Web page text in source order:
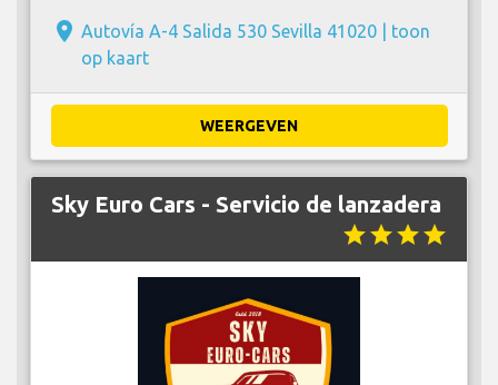
place Autovía A-4 Salida 530 Sevilla 41020 | toon
op kaart
WEERGEVEN
Sky Euro Cars - Servicio de lanzadera
starstarstarstar